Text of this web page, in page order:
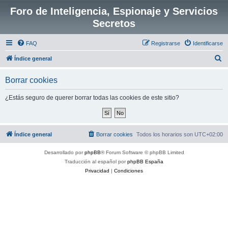
Foro de Inteligencia, Espionaje y Servicios
Secretos
FAQ Identificarse
Registrarse
Índice general
Borrar cookies
¿Estás seguro de querer borrar todas las cookies de este sitio?
Índice general Todos los horarios son UTC+02:00
Borrar cookies
Desarrollado porphpBB® Forum Software © phpBB Limited
Traducción al español porphpBB España
Privacidad | Condiciones